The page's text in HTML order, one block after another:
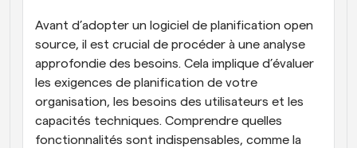
Avant d’adopter un logiciel de planification open
source, il est crucial de procéder à une analyse
approfondie des besoins. Cela implique d’évaluer
les exigences de planification de votre
organisation, les besoins des utilisateurs et les
capacités techniques. Comprendre quelles
fonctionnalités sont indispensables, comme la